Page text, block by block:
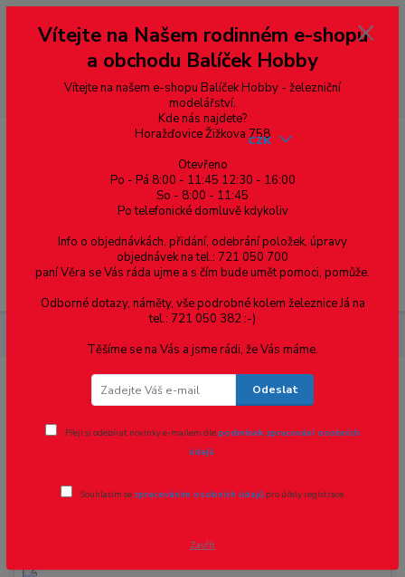
--- pro zákazníky ze Slovenska a jiných zemí, pokud chcete platit v eurech
přepněte si e-shop na euro 💶 pro přepočet měny - pravý horní roh ---
dobírky – pokud si z nějakého důvodu zásilku nevyzvednete, bude po
domluvě zaslána znovu s opětovnou platbou za poštovné, v opačném
případě bude zrušena a účet přidán na blacklist a rušeny následující
objednávky.
Menu
CZK
Integrované obvody a další
Vítejte na Našem rodinném e-shopu
a obchodu Balíček Hobby
Vítejte na našem e-shopu Balíček Hobby - železniční
modelářství.
Kde nás najdete?
Horažďovice Žižkova 758
Otevřeno
Po - Pá 8:00 - 11:45 12:30 - 16:00
So - 8:00 - 11:45
Po telefonické domluvě kdykoliv
Info o objednávkách, přidání, odebrání položek, úpravy
objednávek na tel.: 721 050 700
paní Věra se Vás ráda ujme a s čím bude umět pomoci, pomůže.
Odborné dotazy, náměty, vše podrobné kolem železnice Já na
tel.: 721 050 382 :-)
Těšíme se na Vás a jsme rádi, že Vás máme.
Odeslat
Přeji si odebírat novinky e-mailem dlepodmínek zpracování osobních
údajů.
Souhlasím se zpracováním osobních údajů pro účely registrace.
Zavřít